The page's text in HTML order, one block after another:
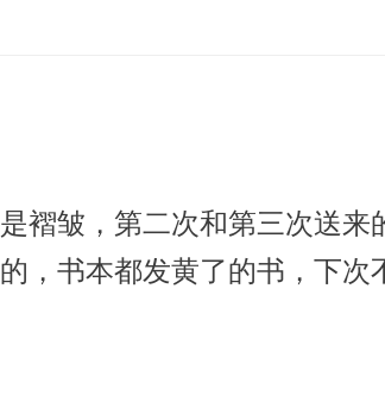
褶皱，第二次和第三次送
，书本都发黄了的书，下